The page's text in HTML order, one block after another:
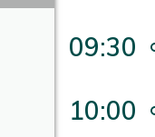
09:30
10:00